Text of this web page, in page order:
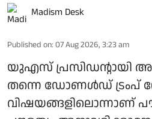
Madism Desk
Published on: 07 Aug 2026, 3:23 am
യുഎസ് പ്രസിഡന്റായി
തന്നെ ഡോണൾഡ് ട്രംപ്
വിഷയങ്ങളിലൊന്നാണ്